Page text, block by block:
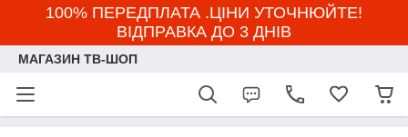
100% ПЕРЕДПЛАТА .ЦІНИ УТОЧНЮЙТЕ!
ВІДПРАВКА ДО 3 ДНІВ
МАГАЗИН ТВ-ШОП